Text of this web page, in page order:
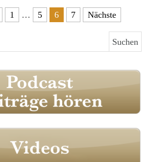
der Beiträge
1 … 5 6 7 Nächste